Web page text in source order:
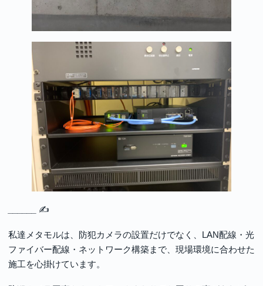
✍
私達メタモルは、防犯カメラの設置だけでなく、LAN配線・光
ファイバー配線・ネットワーク構築まで、現場環境に合わせた
施工を心掛けています。